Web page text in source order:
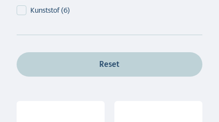
Kunststof(6)
Reset